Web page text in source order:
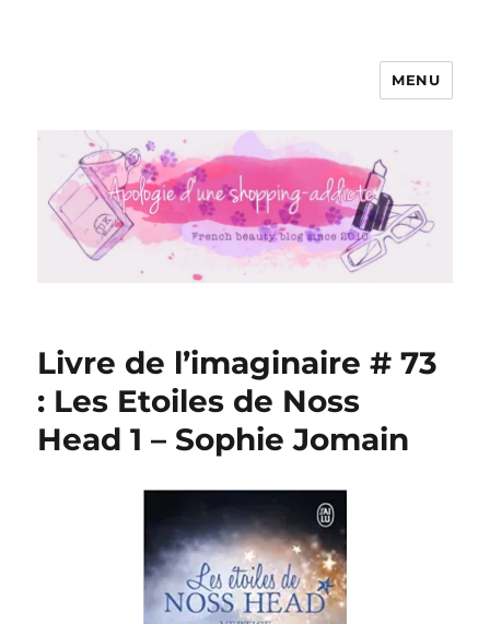
Apologie d'une Shopping-addicte
MENU
Livre de l’imaginaire # 73
: Les Etoiles de Noss
Head 1 – Sophie Jomain